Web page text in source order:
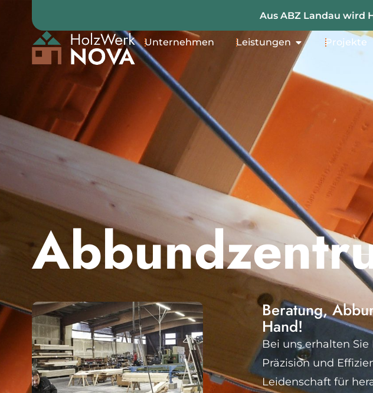
Aus ABZ Landau wird
Unternehmen Leistungen Projekte
Beratung,
Hand!
Bei uns erhalten
Präzision und
Leidenschaft für